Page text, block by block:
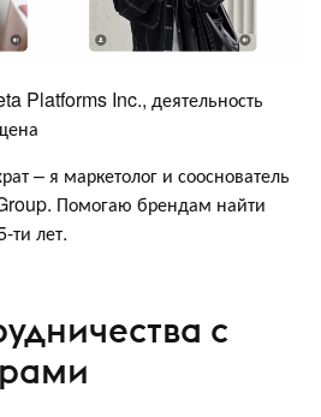
Platforms Inc., деятельность
– я маркетолог и сооснователь
Помогаю брендам найти
ти лет.
с